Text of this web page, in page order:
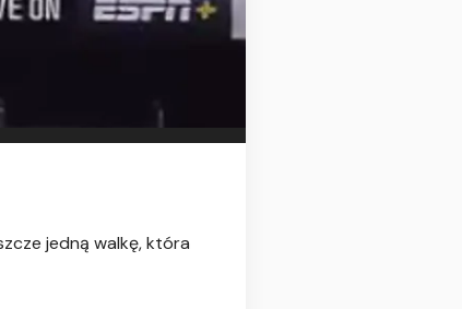
jedną walkę, która